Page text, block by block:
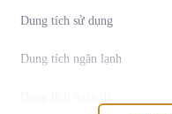
Dung tích sử dụng
Dung tích ngăn lạnh